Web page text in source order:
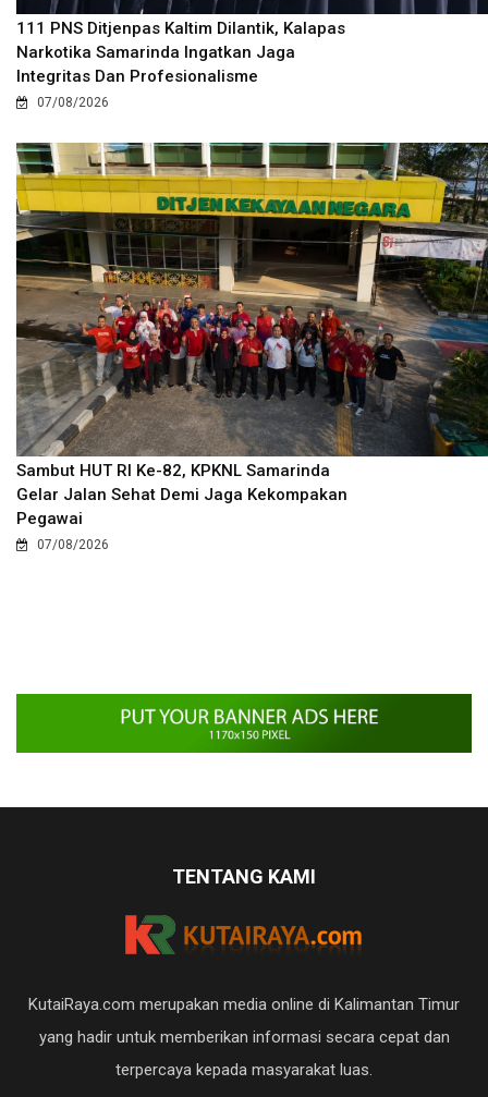
111 PNS Ditjenpas Kaltim Dilantik, Kalapas
Narkotika Samarinda Ingatkan Jaga
Integritas Dan Profesionalisme
07/08/2026
Sambut HUT RI Ke-82, KPKNL Samarinda
Gelar Jalan Sehat Demi Jaga Kekompakan
Pegawai
07/08/2026
TENTANG KAMI
KutaiRaya.com merupakan media online di Kalimantan Timur
yang hadir untuk memberikan informasi secara cepat dan
terpercaya kepada masyarakat luas.